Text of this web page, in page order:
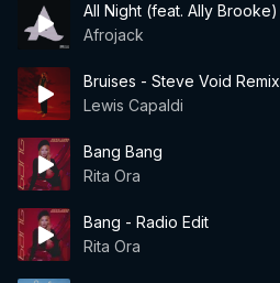
All Night (feat. Ally Brooke)
Afrojack
Bruises - Steve Void Remix
Lewis Capaldi
Bang Bang
Rita Ora
Bang - Radio Edit
Rita Ora